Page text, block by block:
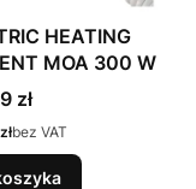
HEATING
MOA 300 W
zł
bez VAT